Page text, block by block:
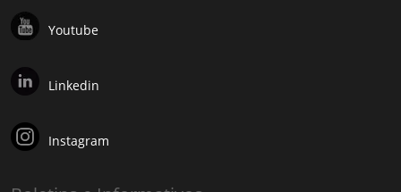
Youtube
Linkedin
Instagram